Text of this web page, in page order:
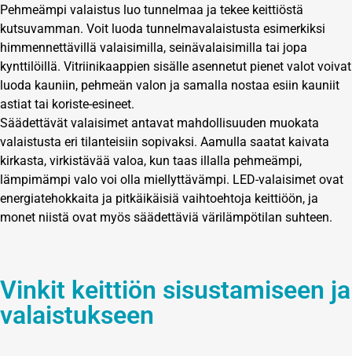
Pehmeämpi valaistus luo tunnelmaa ja tekee keittiöstä
kutsuvamman. Voit luoda tunnelmavalaistusta esimerkiksi
himmennettävillä valaisimilla, seinävalaisimilla tai jopa
kynttilöillä. Vitriinikaappien sisälle asennetut pienet valot voivat
luoda kauniin, pehmeän valon ja samalla nostaa esiin kauniit
astiat tai koriste-esineet.
Säädettävät valaisimet antavat mahdollisuuden muokata
valaistusta eri tilanteisiin sopivaksi. Aamulla saatat kaivata
kirkasta, virkistävää valoa, kun taas illalla pehmeämpi,
lämpimämpi valo voi olla miellyttävämpi. LED-valaisimet ovat
energiatehokkaita ja pitkäikäisiä vaihtoehtoja keittiöön, ja
monet niistä ovat myös säädettäviä värilämpötilan suhteen.
Vinkit keittiön sisustamiseen ja
valaistukseen